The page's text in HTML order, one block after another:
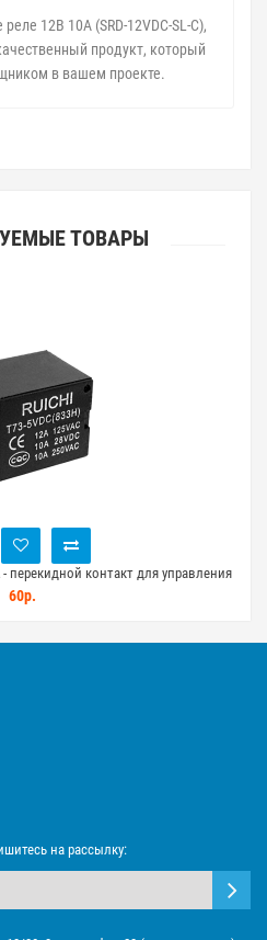
12В 10А (SRD-12VDC-SL-C),
продукт, который
в вашем проекте.
ТОВАРЫ
перекидной контакт для управления
нагрузкой
60р.
на рассылку: